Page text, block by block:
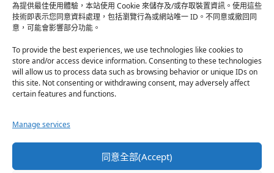
為提供最佳使用體驗，本站使用 Cookie 來儲存及/或存取裝置資訊。使用這些
技術即表示您同意資料處理，包括瀏覽行為或網站唯一 ID。不同意或撤回同
意，可能會影響部分功能。
To provide the best experiences, we use technologies like cookies to
store and/or access device information. Consenting to these technologies
will allow us to process data such as browsing behavior or unique IDs on
this site. Not consenting or withdrawing consent, may adversely affect
certain features and functions.
Manage services
同意全部(Accept)
熱帶魚·2026-06-22
之前看到網路上有人說灰二自私情勒大家陪他圓夢，但
真…
於『強風吹拂』
珊·2026-06-18
第…
於『白領羽球部』